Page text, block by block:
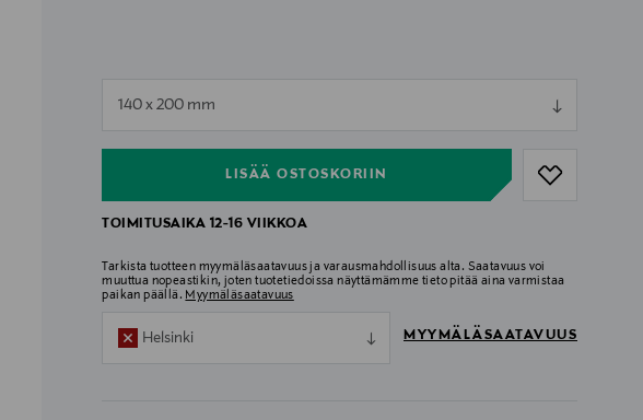
140 x 200 mm
LISÄÄ OSTOSKORIIN
null
TOIMITUSAIKA 12-16 VIIKKOA
Tarkista tuotteen myymäläsaatavuus ja varausmahdollisuus alta. Saatavuus voi
muuttua nopeastikin, joten tuotetiedoissa näyttämämme tieto pitää aina varmistaa
paikan päällä. Myymäläsaatavuus
Helsinki MYYMÄLÄSAATAVUUS